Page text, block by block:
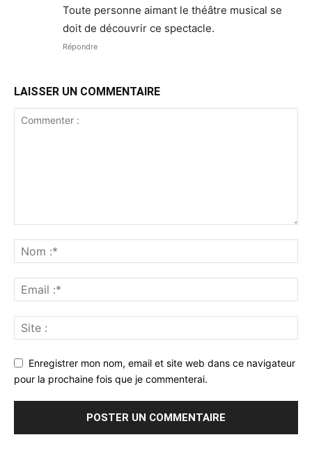
Toute personne aimant le théâtre musical se
doit de découvrir ce spectacle.
Répondre
LAISSER UN COMMENTAIRE
Enregistrer mon nom, email et site web dans ce navigateur
pour la prochaine fois que je commenterai.